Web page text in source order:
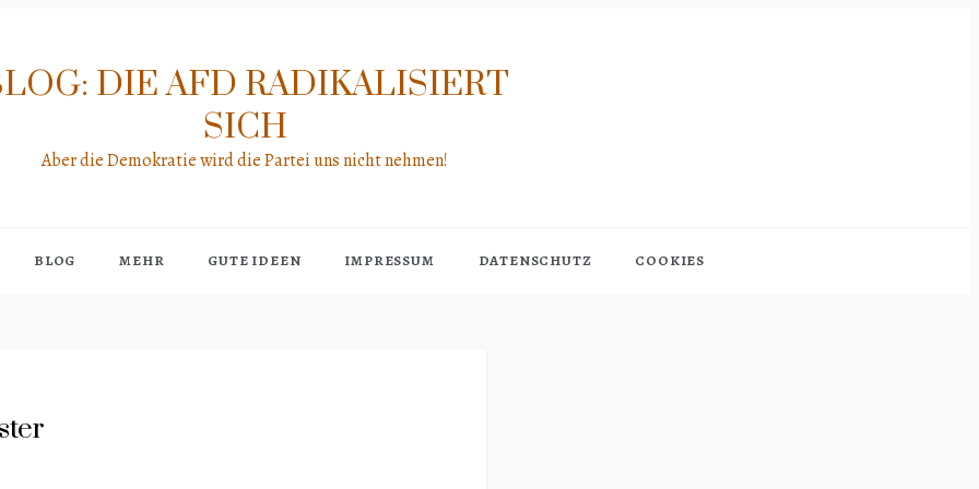
DIE AFD RADIKALISIERT
SICH
Aber die Demokratie wird die Partei uns nicht nehmen!
BLOG MEHR GUTE IDEEN IMPRESSUM DATENSCHUTZ COOKIES